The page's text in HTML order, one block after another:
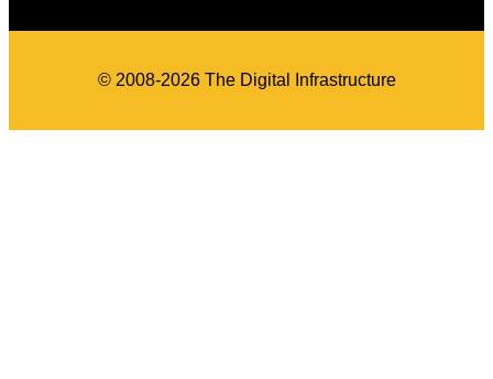
© 2008-2026 The Digital Infrastructure